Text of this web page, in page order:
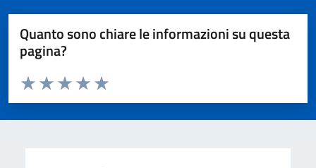
Quanto sono chiare le informazioni su questa
pagina?
Domanda
Valuta da 1 a 5 stelle la pagina
Valuta 5 stelle su 5
Valuta 4 stelle su 5
Valuta 3 stelle su 5
Valuta 2 stelle su 5
Valuta 1 stelle su 5